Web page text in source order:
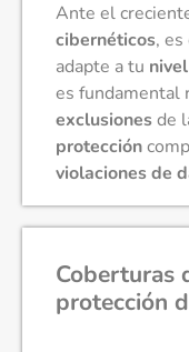
Ante el
cibernéticos,
adapte a tu
es fundamental
exclusionesde
protección
violaciones de
Coberturas
protección